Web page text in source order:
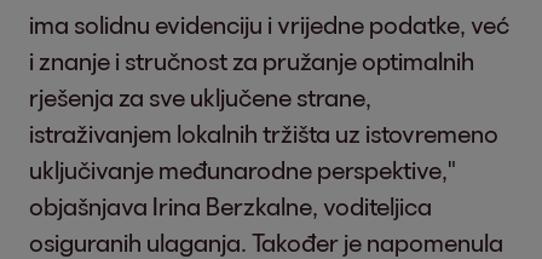
ima solidnu evidenciju i vrijedne podatke, već
i znanje i stručnost za pružanje optimalnih
rješenja za sve uključene strane,
istraživanjem lokalnih tržišta uz istovremeno
uključivanje međunarodne perspektive,"
objašnjava Irina Berzkalne, voditeljica
osiguranih ulaganja. Također je napomenula